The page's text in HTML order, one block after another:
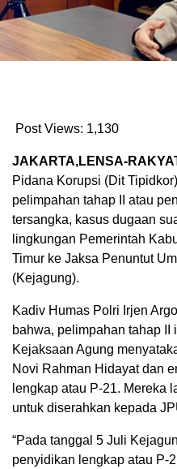
Post Views: 1,130
JAKARTA,LENSA-
Pidana Korupsi (Dit
pelimpahan tahap II atau
tersangka, kasus dugaan
lingkungan Pemerintah
Timur ke Jaksa Penuntut
(Kejagung).
Kadiv Humas Polri Irjen
bahwa, pelimpahan tahap II
Kejaksaan Agung
Novi Rahman Hidayat dan
lengkap atau P-21. Mereka
untuk diserahkan kepada
“Pada tanggal 5 Juli
penyidikan lengkap atau P-